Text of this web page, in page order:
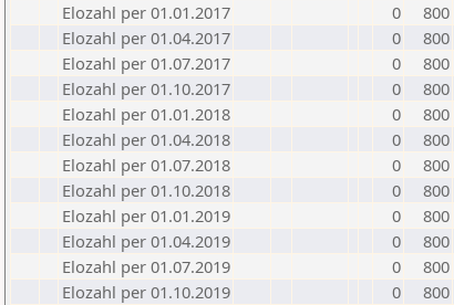
Elozahl per 01.01.2017
0
800
Elozahl per 01.04.2017
0
800
Elozahl per 01.07.2017
0
800
Elozahl per 01.10.2017
0
800
Elozahl per 01.01.2018
0
800
Elozahl per 01.04.2018
0
800
Elozahl per 01.07.2018
0
800
Elozahl per 01.10.2018
0
800
Elozahl per 01.01.2019
0
800
Elozahl per 01.04.2019
0
800
Elozahl per 01.07.2019
0
800
Elozahl per 01.10.2019
0
800